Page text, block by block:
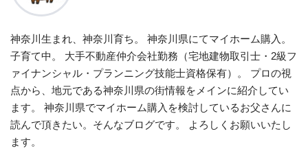
神奈川生まれ、神奈川育ち。 神奈川県にてマイホーム購入。
子育て中。 大手不動産仲介会社勤務（宅地建物取引士・2級フ
ァイナンシャル・プランニング技能士資格保有）。 プロの視
点から、地元である神奈川県の街情報をメインに紹介してい
ます。 神奈川県でマイホーム購入を検討しているお父さんに
読んで頂きたい。そんなブログです。 よろしくお願いいたし
ます。